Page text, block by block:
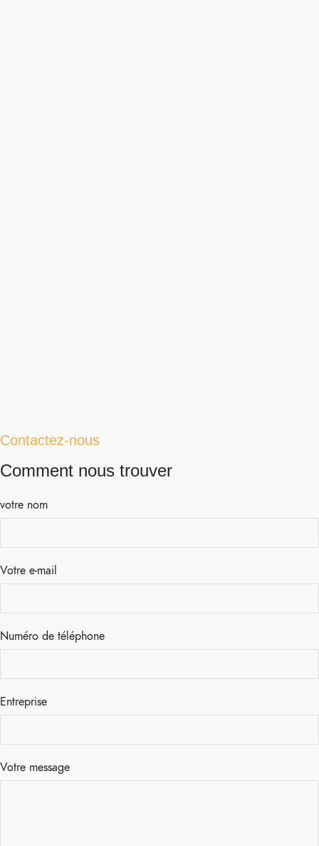
Contactez-nous
Comment nous trouver
votre nom
Votre e-mail
Numéro de téléphone
Entreprise
Votre message